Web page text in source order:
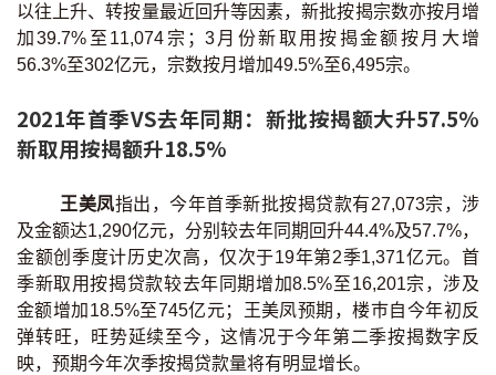
繁
本网页所提供资料仅作参考用途。
本网站采用无障碍网页设计，如有任何问题，可查询：
2889 2886 / cmb@mail.centanet.com
© 2026 中原按揭经纪有限公司 Centaline Mortgage Broker Limited 版权所有
条款及细则
私隐政策声明
以往上升、转按量最近回升等因素，新批按揭宗数亦按月增
加39.7%至11,074宗；3月份新取用按揭金额按月大增
56.3%至302亿元，宗数按月增加49.5%至6,495宗。
2021年首季VS去年同期：新批按揭额大升57.5%
新取用按揭额升18.5%
王美凤指出，今年首季新批按揭贷款有27,073宗，涉
及金额达1,290亿元，分别较去年同期回升44.4%及57.7%，
金额创季度计历史次高，仅次于19年第2季1,371亿元。首
季新取用按揭贷款较去年同期增加8.5%至16,201宗，涉及
金额增加18.5%至745亿元；王美凤预期，楼巿自今年初反
弹转旺，旺势延续至今，这情况于今年第二季按揭数字反
映，预期今年次季按揭贷款量将有明显增长。